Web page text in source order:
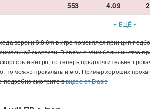
553 4.09
ЕЩЁ
версии 3.8.0m в игре поменялся принцип
скорости. В связи с этим большинство
и нитро, то теперь предпочтительне
то можно прокачать и его. Пример хороших
подробно смотрите ввидео от Dasle